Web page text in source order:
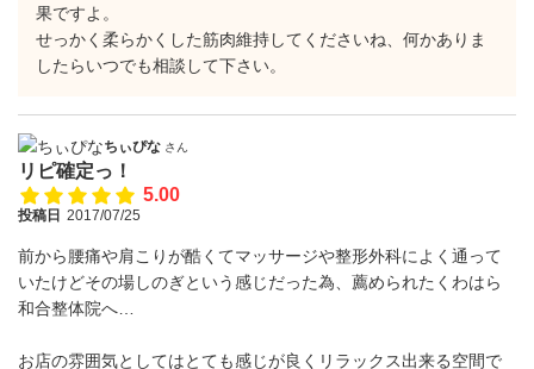
果ですよ。
せっかく柔らかくした筋肉維持してくださいね、何かありま
したらいつでも相談して下さい。
ちぃぴな さん
リピ確定っ！
5.00
投稿日 2017/07/25
前から腰痛や肩こりが酷くてマッサージや整形外科によく通って
いたけどその場しのぎという感じだった為、薦められたくわはら
和合整体院へ…
お店の雰囲気としてはとても感じが良くリラックス出来る空間で